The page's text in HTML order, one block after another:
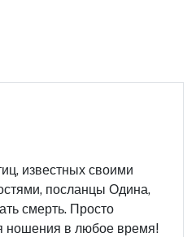
известных своими
посланцы Одина,
смерть. Просто
ношения в любое время!